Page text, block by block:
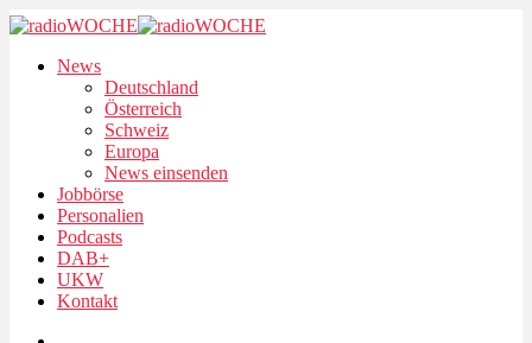
News
Deutschland
Österreich
Schweiz
Europa
News einsenden
Jobbörse
Personalien
Podcasts
DAB+
UKW
Kontakt